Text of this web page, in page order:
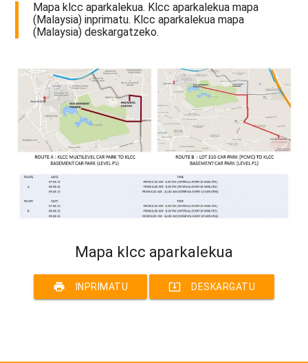
Mapa klcc aparkalekua. Klcc aparkalekua mapa
(Malaysia) inprimatu. Klcc aparkalekua mapa
(Malaysia) deskargatzeko.
Mapa klcc aparkalekua
print INPRIMATU system_update_alt DESKARGATU